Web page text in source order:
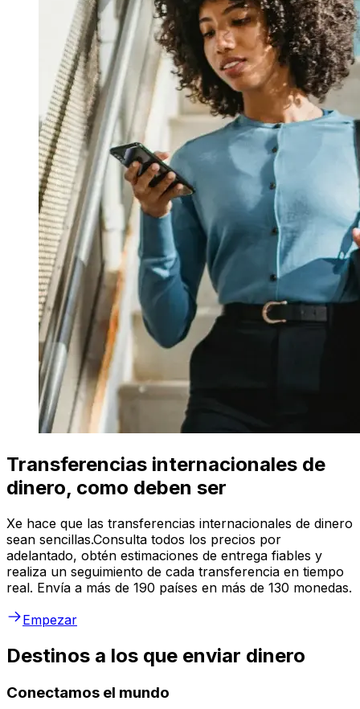
Transferencias internacionales de
dinero, como deben ser
Xe hace que las transferencias internacionales de dinero
sean sencillas.Consulta todos los precios por
adelantado, obtén estimaciones de entrega fiables y
realiza un seguimiento de cada transferencia en tiempo
real. Envía a más de 190 países en más de 130 monedas.
Empezar
Destinos a los que enviar dinero
Conectamos el mundo